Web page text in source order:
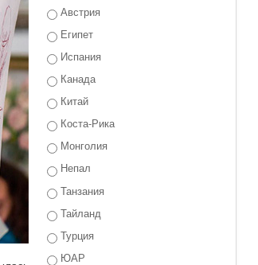
Австрия
Египет
Испания
Канада
Китай
Коста-Рика
Монголия
Непал
Танзания
Тайланд
Турция
ЮАР